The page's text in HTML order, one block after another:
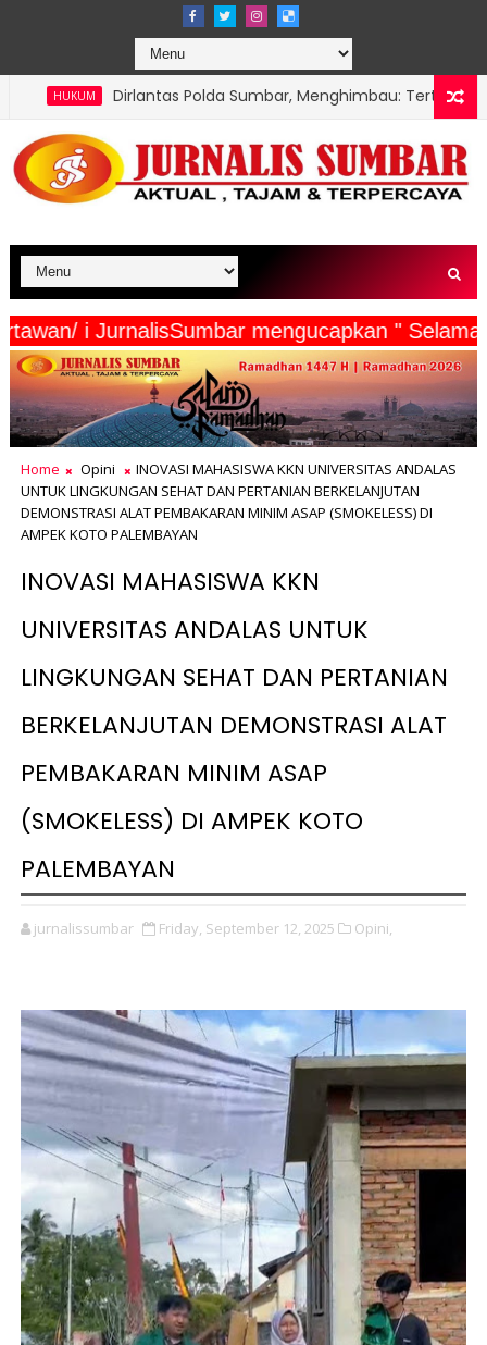
Polda Sumbar, Menghimbau: Tertib Kendaraan Lewat
Wartawan/ i JurnalisSumbar mengucapkan "
Home Opini
INOVASI MAHASISWA KKN UNIVERSITAS ANDALAS
UNTUK LINGKUNGAN SEHAT DAN PERTANIAN BERKELANJUTAN
DEMONSTRASI ALAT PEMBAKARAN MINIM ASAP (SMOKELESS) DI
AMPEK KOTO PALEMBAYAN
INOVASI MAHASISWA KKN
UNIVERSITAS ANDALAS UNTUK
LINGKUNGAN SEHAT DAN PERTANIAN
BERKELANJUTAN DEMONSTRASI ALAT
PEMBAKARAN MINIM ASAP
(SMOKELESS) DI AMPEK KOTO
PALEMBAYAN
jurnalissumbar Friday, September 12, 2025 Opini,